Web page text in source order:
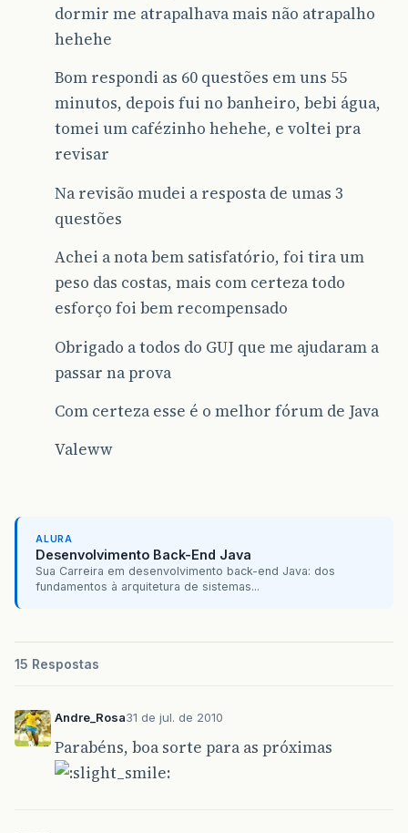
dormir me atrapalhava mais não atrapalho
hehehe
Bom respondi as 60 questões em uns 55
minutos, depois fui no banheiro, bebi água,
tomei um cafézinho hehehe, e voltei pra
revisar
Na revisão mudei a resposta de umas 3
questões
Achei a nota bem satisfatório, foi tira um
peso das costas, mais com certeza todo
esforço foi bem recompensado
Obrigado a todos do GUJ que me ajudaram a
passar na prova
Com certeza esse é o melhor fórum de Java
Valeww
ALURA
Desenvolvimento Back-End Java
Sua Carreira em desenvolvimento back-end Java: dos
fundamentos à arquitetura de sistemas...
15 Respostas
Andre_Rosa31 de jul. de 2010
Parabéns, boa sorte para as próximas